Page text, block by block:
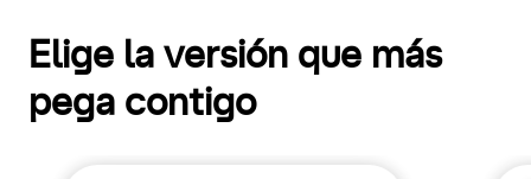
Elige la versión que más
pega contigo